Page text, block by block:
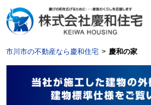
市川市の不動産なら慶和住宅 慶和の家